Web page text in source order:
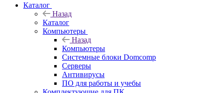
Каталог
Назад
Каталог
Компьютеры
Назад
Компьютеры
Системные блоки Domcomp
Серверы
Антивирусы
ПО для работы и учебы